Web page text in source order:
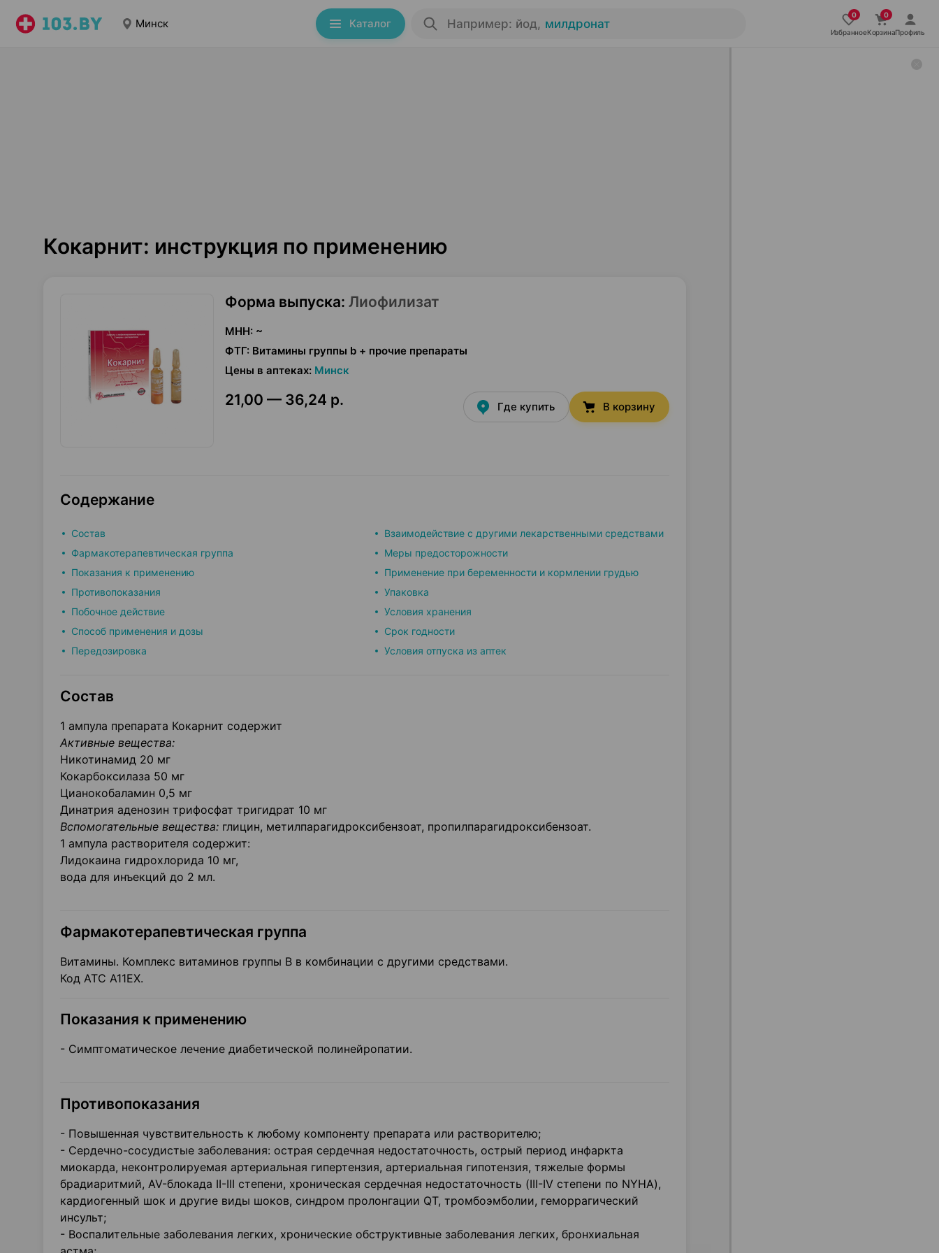
Минск Каталог Например: йод, милдронат
ИзбранноеКорзинаПрофиль
Кокарнит: инструкция по применению
Форма выпуска: Лиофилизат
МНН: ~
ФТГ: Витамины группы b + прочие препараты
Цены в аптеках: Минск
21,00 — 36,24 р. Где купить В корзину
Содержание
Состав
Фармакотерапевтическая группа
Показания к применению
Противопоказания
Побочное действие
Способ применения и дозы
Передозировка
Взаимодействие с другими лекарственными средствами
Меры предосторожности
Применение при беременности и кормлении грудью
Упаковка
Условия хранения
Срок годности
Условия отпуска из аптек
Состав
1 ампула препарата Кокарнит содержит
Активные вещества:
Никотинамид 20 мг
Кокарбоксилаза 50 мг
Цианокобаламин 0,5 мг
Динатрия аденозин трифосфат тригидрат 10 мг
Вспомогательные вещества: глицин, метилпарагидроксибензоат, пропилпарагидроксибензоат.
1 ампула растворителя содержит:
Лидокаина гидрохлорида 10 мг,
вода для инъекций до 2 мл.
Фармакотерапевтическая группа
Витамины. Комплекс витаминов группы В в комбинации с другими средствами.
Код АТС А11ЕХ.
Показания к применению
- Симптоматическое лечение диабетической полинейропатии.
Противопоказания
- Повышенная чувствительность к любому компоненту препарата или растворителю;
- Сердечно-сосудистые заболевания: острая сердечная недостаточность, острый период инфаркта
миокарда, неконтролируемая артериальная гипертензия, артериальная гипотензия, тяжелые формы
брадиаритмий, AV-блокада II-III степени, хроническая сердечная недостаточность (III-IV степени по NYHA),
кардиогенный шок и другие виды шоков, синдром пролонгации QT, тромбоэмболии, геморрагический
инсульт;
- Воспалительные заболевания легких, хронические обструктивные заболевания легких, бронхиальная